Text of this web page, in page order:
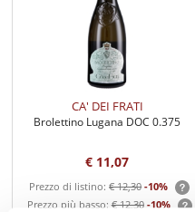
CA' DEI FRATI
Brolettino Lugana DOC 0.375
€ 11,07
Prezzo di listino:€ 12,30 -10%
Prezzo più basso:€ 12,30 -10%